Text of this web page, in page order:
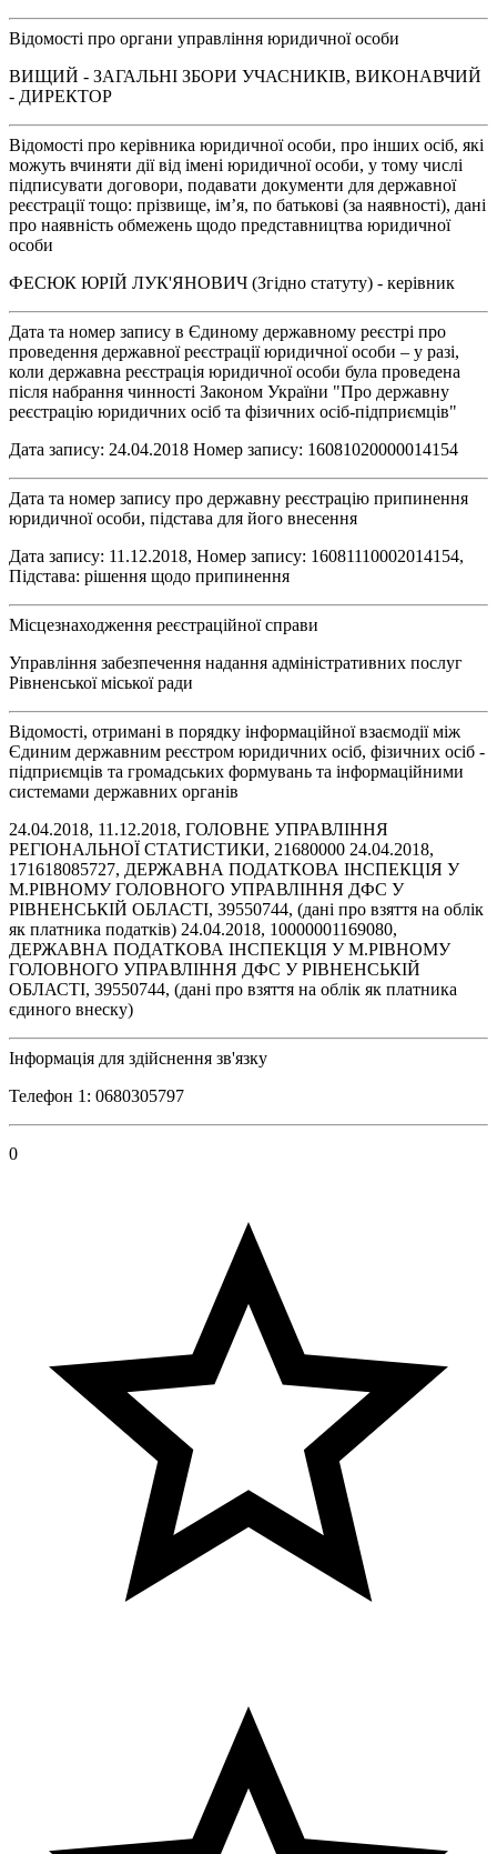
Відомості про органи управління юридичної особи
ВИЩИЙ - ЗАГАЛЬНІ ЗБОРИ УЧАСНИКІВ, ВИКОНАВЧИЙ
- ДИРЕКТОР
Відомості про керівника юридичної особи, про інших осіб, які
можуть вчиняти дії від імені юридичної особи, у тому числі
підписувати договори, подавати документи для державної
реєстрації тощо: прізвище, ім’я, по батькові (за наявності), дані
про наявність обмежень щодо представництва юридичної
особи
ФЕСЮК ЮРІЙ ЛУК'ЯНОВИЧ (Згідно статуту) - керівник
Дата та номер запису в Єдиному державному реєстрі про
проведення державної реєстрації юридичної особи – у разі,
коли державна реєстрація юридичної особи була проведена
після набрання чинності Законом України "Про державну
реєстрацію юридичних осіб та фізичних осіб-підприємців"
Дата запису: 24.04.2018 Номер запису: 16081020000014154
Дата та номер запису про державну реєстрацію припинення
юридичної особи, підстава для його внесення
Дата запису: 11.12.2018, Номер запису: 16081110002014154,
Підстава: рішення щодо припинення
Місцезнаходження реєстраційної справи
Управління забезпечення надання адміністративних послуг
Рівненської міської ради
Відомості, отримані в порядку інформаційної взаємодії між
Єдиним державним реєстром юридичних осіб, фізичних осіб -
підприємців та громадських формувань та інформаційними
системами державних органів
24.04.2018, 11.12.2018, ГОЛОВНЕ УПРАВЛІННЯ
РЕГІОНАЛЬНОЇ СТАТИСТИКИ, 21680000 24.04.2018,
171618085727, ДЕРЖАВНА ПОДАТКОВА IНСПЕКЦIЯ У
М.РIВНОМУ ГОЛОВНОГО УПРАВЛIННЯ ДФС У
РIВНЕНСЬКIЙ ОБЛАСТI, 39550744, (дані про взяття на облік
як платника податків) 24.04.2018, 10000001169080,
ДЕРЖАВНА ПОДАТКОВА IНСПЕКЦIЯ У М.РIВНОМУ
ГОЛОВНОГО УПРАВЛIННЯ ДФС У РIВНЕНСЬКIЙ
ОБЛАСТI, 39550744, (дані про взяття на облік як платника
єдиного внеску)
Інформація для здійснення зв'язку
Телефон 1: 0680305797
0